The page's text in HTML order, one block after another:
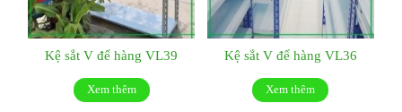
Kệ sắt V để hàng VL39
Xem thêm
Kệ sắt V để hàng VL36
Xem thêm